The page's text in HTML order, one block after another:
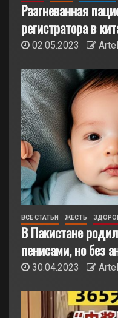
Разгневанная
регистратора в
02.05.2023
ВСЕ СТАТЬИ ЖЕСТЬ
В Пакистане
пенисами, но без
30.04.2023